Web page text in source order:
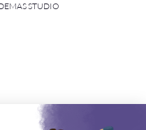
STUDIO